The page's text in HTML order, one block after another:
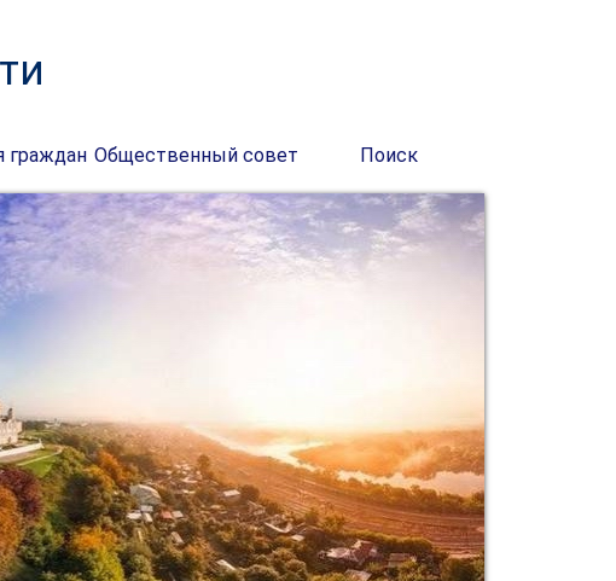
граждан Общественный совет Поиск